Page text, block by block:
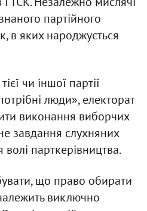
партійного
в яких народжується
чи іншої партії
люди», електорат
виконання виборчих
завдання слухняних
волі парткерівництва.
що право обирати
виключно